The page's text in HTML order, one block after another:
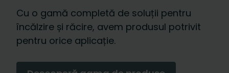
Cu o gamă completă de soluții pentru
încălzire și răcire, avem produsul potrivit
pentru orice aplicație.